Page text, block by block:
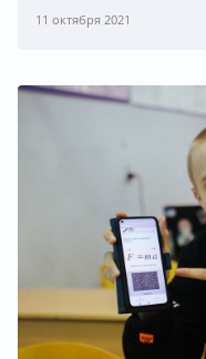
11 октября 2021